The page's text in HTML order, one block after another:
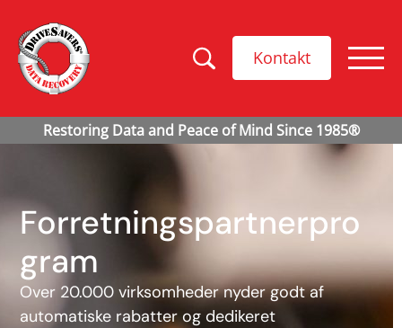
Kontakt
Forretningspartnerpro
gram
Over 20.000 virksomheder nyder godt af
automatiske rabatter og dedikeret